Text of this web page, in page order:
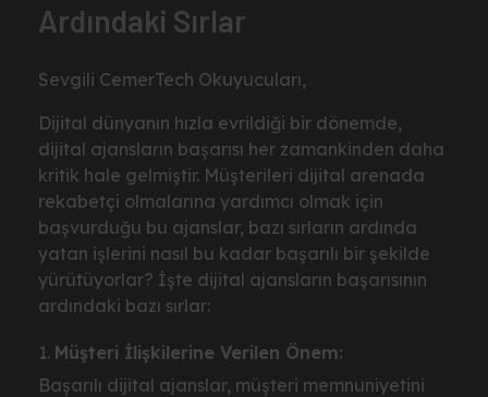
Ardındaki Sırlar
Sevgili CemerTech Okuyucuları,
Dijital dünyanın hızla evrildiği bir dönemde,
dijital ajansların başarısı her zamankinden daha
kritik hale gelmiştir. Müşterileri dijital arenada
rekabetçi olmalarına yardımcı olmak için
başvurduğu bu ajanslar, bazı sırların ardında
yatan işlerini nasıl bu kadar başarılı bir şekilde
yürütüyorlar? İşte dijital ajansların başarısının
ardındaki bazı sırlar:
Müşteri İlişkilerine Verilen Önem:
Başarılı dijital ajanslar, müşteri memnuniyetini